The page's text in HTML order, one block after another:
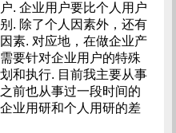
. 企业用户要比个人用户
. 除了个人因素外，还有
素. 对应地，在做企业产
要针对企业用户的特殊
和执行. 目前我主要从事
前也从事过一段时间的
业用研和个人用研的差